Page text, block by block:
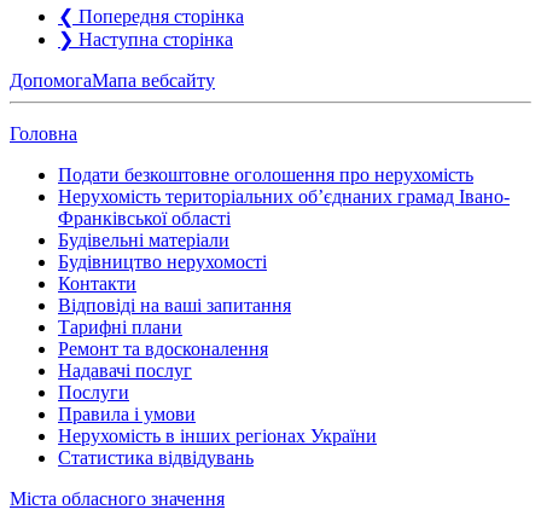
❮ Попередня сторінка
❯ Наступна сторінка
ДопомогаМапа вебсайту
Головна
Подати безкоштовне оголошення про нерухомість
Нерухомість територіальних об’єднаних грамад Івано-
Франківської області
Будівельні матеріали
Будівництво нерухомості
Контакти
Відповіді на ваші запитання
Тарифні плани
Ремонт та вдосконалення
Надавачі послуг
Послуги
Правила і умови
Нерухомість в інших регіонах України
Статистика відвідувань
Міста обласного значення